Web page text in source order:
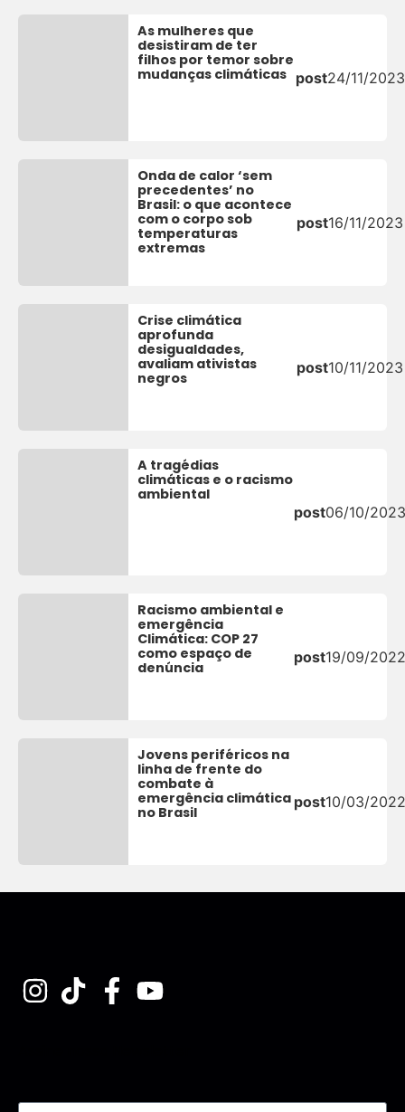
As mulheres que
desistiram de ter
filhos por temor sobre
mudanças climáticas post24/11/2023
Onda de calor ‘sem
precedentes’ no
Brasil: o que acontece
com o corpo sob
temperaturas
extremas
post16/11/2023
Crise climática
aprofunda
desigualdades,
avaliam ativistas
negros
post10/11/2023
A tragédias
climáticas e o racismo
ambiental
post06/10/
Racismo ambiental e
emergência
Climática: COP 27
como espaço de
denúncia
post19/09/
Jovens periféricos na
linha de frente do
combate à
emergência climática
no Brasil
post10/03/